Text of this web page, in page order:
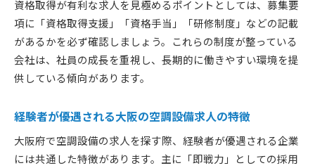
資格取得が有利な求人を見極めるポイントとしては、募集要
項に「資格取得支援」「資格手当」「研修制度」などの記載
があるかを必ず確認しましょう。これらの制度が整っている
会社は、社員の成長を重視し、長期的に働きやすい環境を提
供している傾向があります。
経験者が優遇される大阪の空調設備求人の特徴
大阪府で空調設備の求人を探す際、経験者が優遇される企業
には共通した特徴があります。主に「即戦力」としての採用